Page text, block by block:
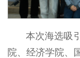
本次海选吸
院、经济学院、